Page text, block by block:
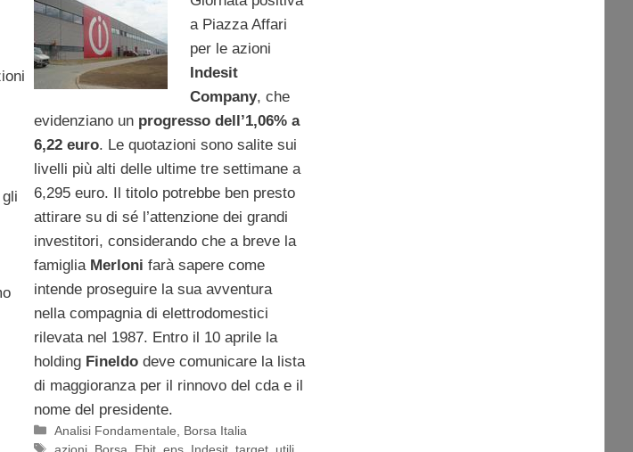
a Piazza Affari
per le azioni
Indesit
Company, che
evidenziano un progresso dell’1,06% a
6,22 euro. Le quotazioni sono salite sui
livelli più alti delle ultime tre settimane a
6,295 euro. Il titolo potrebbe ben presto
attirare su di sé l’attenzione dei grandi
investitori, considerando che a breve la
famiglia Merloni farà sapere come
intende proseguire la sua avventura
nella compagnia di elettrodomestici
rilevata nel 1987. Entro il 10 aprile la
holding Fineldodeve comunicare la lista
di maggioranza per il rinnovo del cda e il
nome del presidente.
Categorie
Analisi Fondamentale
Borsa Italia
Tag
azioni Borsa Ebit ,eps Indesit ,target utili